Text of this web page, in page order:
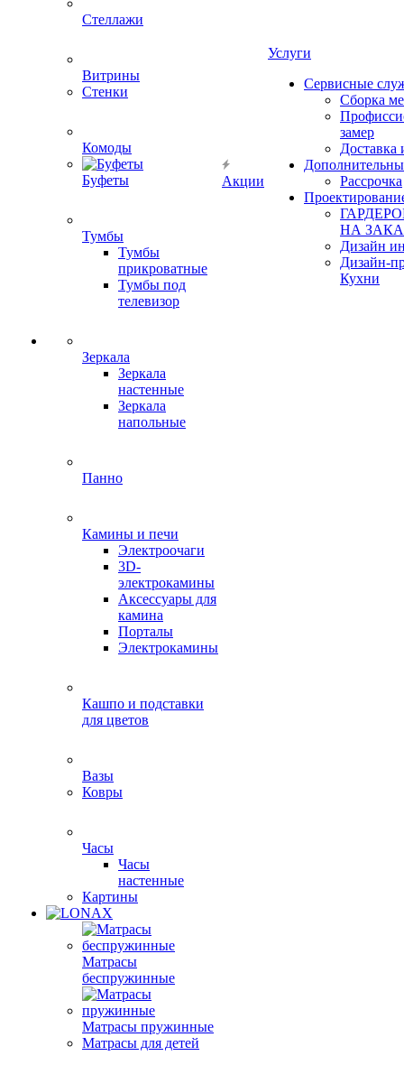
Стеллажи
Витрины
Стенки
Комоды
Буфеты
Тумбы
Тумбы
прикроватные
Тумбы под
телевизор
Зеркала
Зеркала
настенные
Зеркала
напольные
Панно
Камины и печи
Электроочаги
3D-
электрокамины
Аксессуары для
камина
Порталы
Электрокамины
Кашпо и подставки
для цветов
Вазы
Ковры
Часы
Часы
настенные
Картины
Матрасы
беспружинные
Матрасы пружинные
Матрасы для детей
Акции
Услуги
Сервисные
Сборка
замер
Доставка
Рассрочка
НА
Дизайн
Дизайн-
Кухни